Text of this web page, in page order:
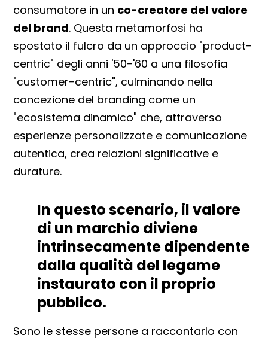
consumatore in un co-creatore del valore
del brand. Questa metamorfosi ha
spostato il fulcro da un approccio "product-
centric" degli anni '50-'60 a una filosofia
"customer-centric", culminando nella
concezione del branding come un
"ecosistema dinamico" che, attraverso
esperienze personalizzate e comunicazione
autentica, crea relazioni significative e
durature.
In questo scenario, il valore
di un marchio diviene
intrinsecamente dipendente
dalla qualità del legame
instaurato con il proprio
pubblico.
Sono le stesse persone a raccontarlo con